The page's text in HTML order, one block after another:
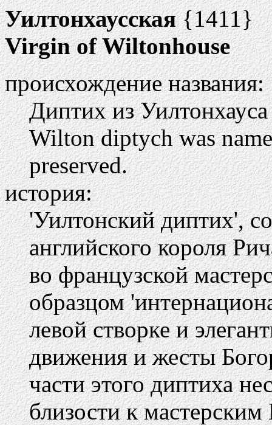
Уилтонхаусская{1411}
Virgin of Wiltonhouse
происхождение названия:
Диптих из
Wilton diptych was
preserved.
история:
'Уилтонский диптих',
английского короля
во французской
образцом
левой створке и
движения и жесты
части этого диптиха
близости к